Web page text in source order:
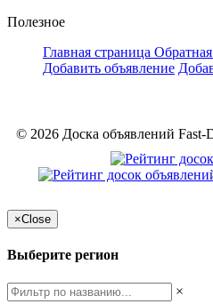
Полезное
Главная страница Обратная
Добавить объявление
© 2026 Доска объявлений
×Close
Выберите регион
×